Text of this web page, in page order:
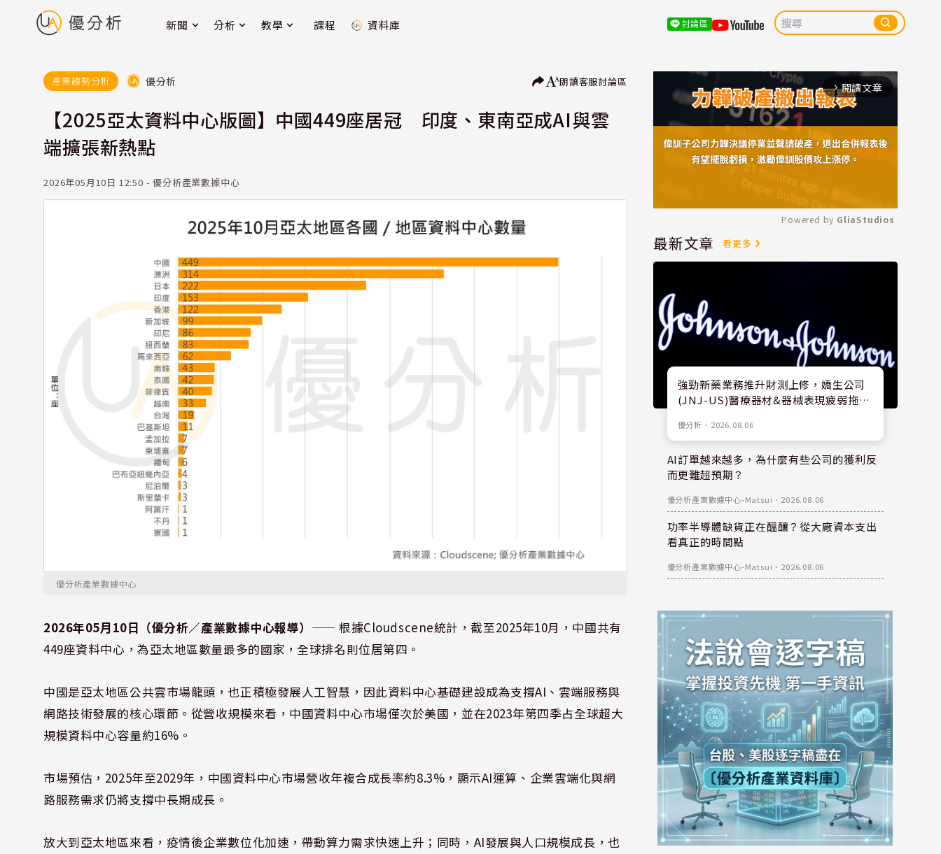
新聞 分析 教學 課程 資料庫 討論區
產業趨勢分析 優分析 朗讀客服討論區
【2025亞太資料中心版圖】中國449座居冠 印度、東南亞成AI與雲
端擴張新熱點
2026年05月10日 12:50 - 優分析產業數據中心
優分析產業數據中心
2026年05月10日（優分析／產業數據中心報導） ⸺ 根據Cloudscene統計，截至2025年10月，中國共有
449座資料中心，為亞太地區數量最多的國家，全球排名則位居第四。
中國是亞太地區公共雲市場龍頭，也正積極發展人工智慧，因此資料中心基礎建設成為支撐AI、雲端服務與
網路技術發展的核心環節。從營收規模來看，中國資料中心市場僅次於美國，並在2023年第四季占全球超大
規模資料中心容量約16%。
市場預估，2025年至2029年，中國資料中心市場營收年複合成長率約8.3%，顯示AI運算、企業雲端化與網
路服務需求仍將支撐中長期成長。
放大到亞太地區來看，疫情後企業數位化加速，帶動算力需求快速上升；同時，AI發展與人口規模成長，也
arrow_forward_ios 閱讀文章
Mute
Powered by GliaStudios
最新文章 看更多
強勁新藥業務推升財測上修，嬌生公司
(JNJ-US)醫療器材&器械表現疲弱拖累
優分析 ． 2026.08.06
AI訂單越來越多，為什麼有些公司的獲利反
而更難超預期？
優分析產業數據中心-Matsui ． 2026.08.06
功率半導體缺貨正在醞釀？從大廠資本支出
看真正的時間點
優分析產業數據中心-Matsui ． 2026.08.06